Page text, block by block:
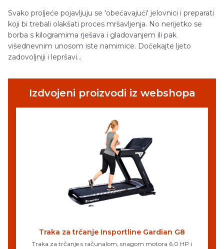
Svako proljeće pojavljuju se 'obećavajući' jelovnici i preparati
koji bi trebali olakšati proces mršavljenja. No nerijetko se
borba s kilogramima rješava i gladovanjem ili pak
višednevnim unosom iste namirnice. Dočekajte ljeto
zadovoljniji i lepršavi...
Izdvojeni proizvodi iz webshopa
Traka za trčanje Insportline Gardian G8
Traka za trčanje s računalom, snagom motora 6,0 HP i